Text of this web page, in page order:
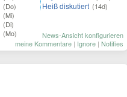
(Do)
(Mi)
(Di)
(Mo)
Heiß diskutiert (14d)
News-Ansicht konfigurieren
meine Kommentare | Ignore | Notifies